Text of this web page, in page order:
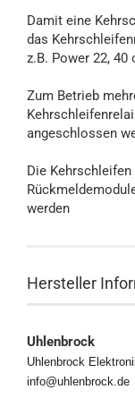
Damit eine
das
z.B. Power 22,
Zum Betrieb
angeschlossen
Die
werden
Hersteller
Uhlenbrock
Uhlenbrock
info@uhlenbrock.de